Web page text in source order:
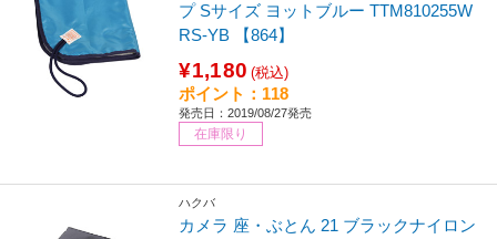
プ Sサイズ ヨットブルー TTM810255W
RS-YB 【864】
¥1,180 (税込)
ポイント：118
発売日：2019/08/27発売
在庫限り
ハクバ
カメラ 座・ぶとん 21 ブラックナイロン